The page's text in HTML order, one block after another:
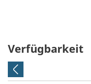
Verfügbarkeit